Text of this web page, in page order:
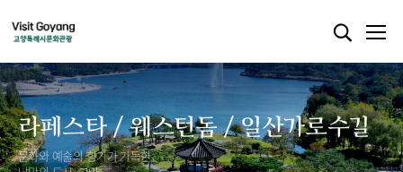
라페스타 / 웨스턴돔 / 일산가로수길
문화와 예술의 향기가 가득한